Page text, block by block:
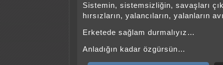
Sistemin, sistemsizliğin, savaşları
hırsızların, yalancıların, yalanların
Erketede sağlam durmalıyız…
Anladığın kadar özgürsün…